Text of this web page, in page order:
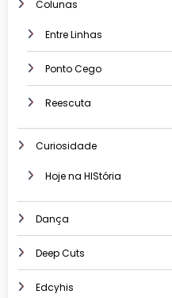
Colunas
Entre Linhas
Ponto Cego
Reescuta
Curiosidade
Hoje na HIStória
Dança
Deep Cuts
Edcyhis